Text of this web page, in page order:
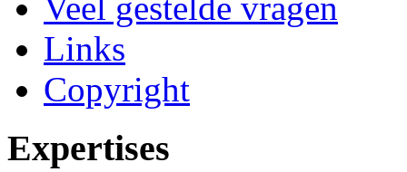
Veel gestelde vragen
Links
Copyright
Expertises